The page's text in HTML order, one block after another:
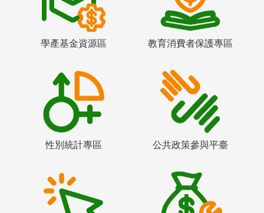
學產基金資源區 教育消費者保護專區
性別統計專區 公共政策參與平臺